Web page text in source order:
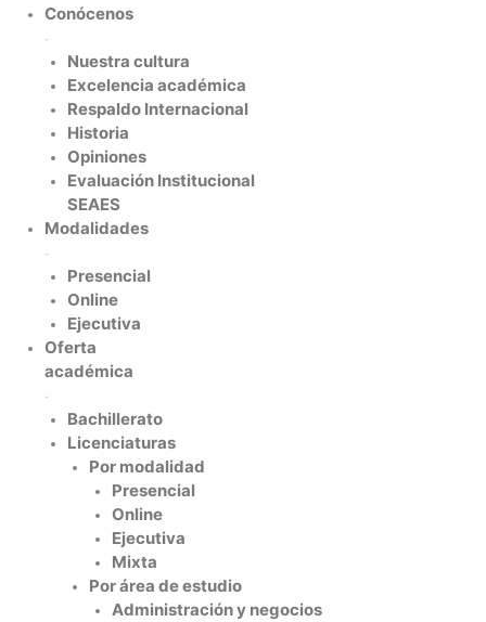
Conócenos
Nuestra cultura
Excelencia académica
Respaldo Internacional
Historia
Opiniones
Evaluación Institucional
SEAES
Modalidades
Presencial
Online
Ejecutiva
Oferta
académica
Bachillerato
Licenciaturas
Por modalidad
Presencial
Online
Ejecutiva
Mixta
Por área de estudio
Administración y negocios